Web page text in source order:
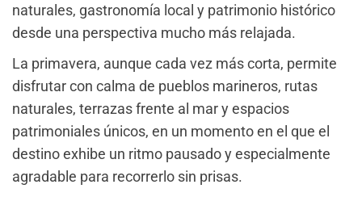
naturales, gastronomía local y patrimonio histórico
desde una perspectiva mucho más relajada.
La primavera, aunque cada vez más corta, permite
disfrutar con calma de pueblos marineros, rutas
naturales, terrazas frente al mar y espacios
patrimoniales únicos, en un momento en el que el
destino exhibe un ritmo pausado y especialmente
agradable para recorrerlo sin prisas.